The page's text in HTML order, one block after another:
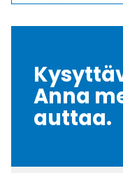
Anna
auttaa.